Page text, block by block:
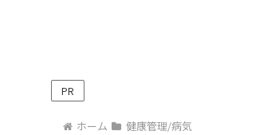
PR
ホーム 健康管理/病気